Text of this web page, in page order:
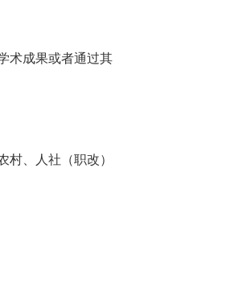
术成果或者通过其
、人社（职改）